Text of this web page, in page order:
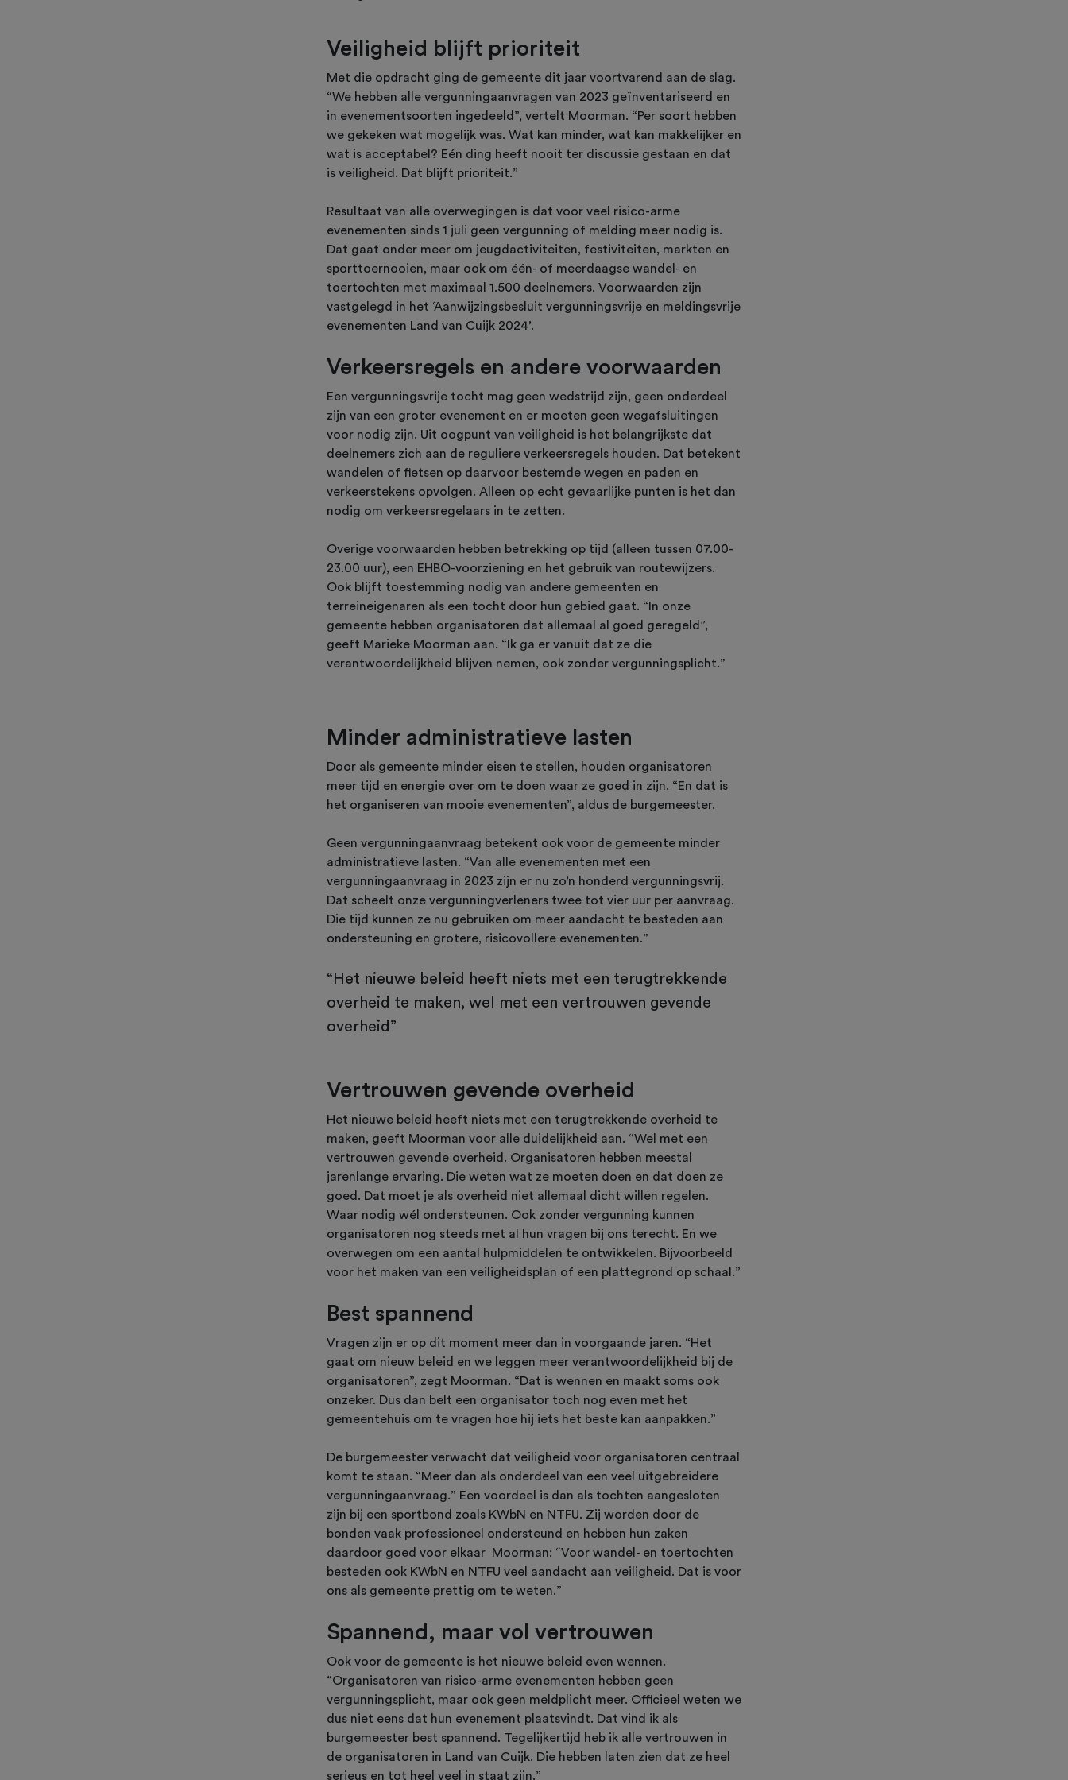
Veiligheid blijft prioriteit
Met die opdracht ging de gemeente dit jaar voortvarend aan de slag.
“We hebben alle vergunningaanvragen van 2023 geïnventariseerd en
in evenementsoorten ingedeeld”, vertelt Moorman. “Per soort hebben
we gekeken wat mogelijk was. Wat kan minder, wat kan makkelijker en
wat is acceptabel? Eén ding heeft nooit ter discussie gestaan en dat
is veiligheid. Dat blijft prioriteit.”
Resultaat van alle overwegingen is dat voor veel risico-arme
evenementen sinds 1 juli geen vergunning of melding meer nodig is.
Dat gaat onder meer om jeugdactiviteiten, festiviteiten, markten en
sporttoernooien, maar ook om één- of meerdaagse wandel- en
toertochten met maximaal 1.500 deelnemers. Voorwaarden zijn
vastgelegd in het ‘Aanwijzingsbesluit vergunningsvrije en meldingsvrije
evenementen Land van Cuijk 2024’.
Verkeersregels en andere voorwaarden
Een vergunningsvrije tocht mag geen wedstrijd zijn, geen onderdeel
zijn van een groter evenement en er moeten geen wegafsluitingen
voor nodig zijn. Uit oogpunt van veiligheid is het belangrijkste dat
deelnemers zich aan de reguliere verkeersregels houden. Dat betekent
wandelen of fietsen op daarvoor bestemde wegen en paden en
verkeerstekens opvolgen. Alleen op echt gevaarlijke punten is het dan
nodig om verkeersregelaars in te zetten.
Overige voorwaarden hebben betrekking op tijd (alleen tussen 07.00-
23.00 uur), een EHBO-voorziening en het gebruik van routewijzers.
Ook blijft toestemming nodig van andere gemeenten en
terreineigenaren als een tocht door hun gebied gaat. “In onze
gemeente hebben organisatoren dat allemaal al goed geregeld”,
geeft Marieke Moorman aan. “Ik ga er vanuit dat ze die
verantwoordelijkheid blijven nemen, ook zonder vergunningsplicht.”
Minder administratieve lasten
Door als gemeente minder eisen te stellen, houden organisatoren
meer tijd en energie over om te doen waar ze goed in zijn. “En dat is
het organiseren van mooie evenementen”, aldus de burgemeester.
Geen vergunningaanvraag betekent ook voor de gemeente minder
administratieve lasten. “Van alle evenementen met een
vergunningaanvraag in 2023 zijn er nu zo’n honderd vergunningsvrij.
Dat scheelt onze vergunningverleners twee tot vier uur per aanvraag.
Die tijd kunnen ze nu gebruiken om meer aandacht te besteden aan
ondersteuning en grotere, risicovollere evenementen.”
“Het nieuwe beleid heeft niets met een terugtrekkende
overheid te maken, wel met een vertrouwen gevende
overheid”
Vertrouwen gevende overheid
Het nieuwe beleid heeft niets met een terugtrekkende overheid te
maken, geeft Moorman voor alle duidelijkheid aan. “Wel met een
vertrouwen gevende overheid. Organisatoren hebben meestal
jarenlange ervaring. Die weten wat ze moeten doen en dat doen ze
goed. Dat moet je als overheid niet allemaal dicht willen regelen.
Waar nodig wél ondersteunen. Ook zonder vergunning kunnen
organisatoren nog steeds met al hun vragen bij ons terecht. En we
overwegen om een aantal hulpmiddelen te ontwikkelen. Bijvoorbeeld
voor het maken van een veiligheidsplan of een plattegrond op schaal.”
Best spannend
Vragen zijn er op dit moment meer dan in voorgaande jaren. “Het
gaat om nieuw beleid en we leggen meer verantwoordelijkheid bij de
organisatoren”, zegt Moorman. “Dat is wennen en maakt soms ook
onzeker. Dus dan belt een organisator toch nog even met het
gemeentehuis om te vragen hoe hij iets het beste kan aanpakken.”
De burgemeester verwacht dat veiligheid voor organisatoren centraal
komt te staan. “Meer dan als onderdeel van een veel uitgebreidere
vergunningaanvraag.” Een voordeel is dan als tochten aangesloten
zijn bij een sportbond zoals KWbN en NTFU. Zij worden door de
bonden vaak professioneel ondersteund en hebben hun zaken
daardoor goed voor elkaar Moorman: “Voor wandel- en toertochten
besteden ook KWbN en NTFU veel aandacht aan veiligheid. Dat is voor
ons als gemeente prettig om te weten.”
Spannend, maar vol vertrouwen
Ook voor de gemeente is het nieuwe beleid even wennen.
“Organisatoren van risico-arme evenementen hebben geen
vergunningsplicht, maar ook geen meldplicht meer. Officieel weten we
dus niet eens dat hun evenement plaatsvindt. Dat vind ik als
burgemeester best spannend. Tegelijkertijd heb ik alle vertrouwen in
de organisatoren in Land van Cuijk. Die hebben laten zien dat ze heel
serieus en tot heel veel in staat zijn.”